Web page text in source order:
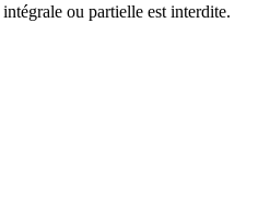
ou partielle est interdite.